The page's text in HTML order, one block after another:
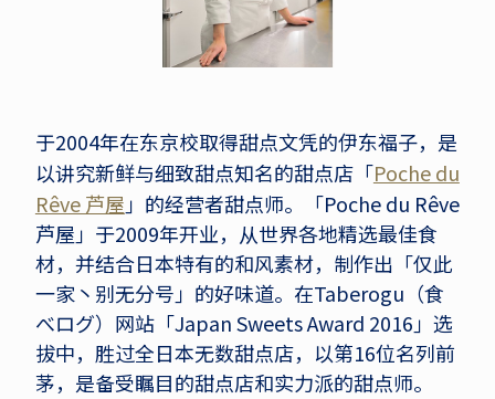
于2004年在东京校取得甜点文凭的伊东福子，是
以讲究新鲜与细致甜点知名的甜点店「Poche du
Rêve 芦屋 」的经营者甜点师。「Poche du Rêve
芦屋」于2009年开业，从世界各地精选最佳食
材，并结合日本特有的和风素材，制作出「仅此
一家丶别无分号」的好味道。在Taberogu（食
べログ）网站「Japan Sweets Award 2016」选
拔中，胜过全日本无数甜点店，以第16位名列前
茅，是备受瞩目的甜点店和实力派的甜点师。